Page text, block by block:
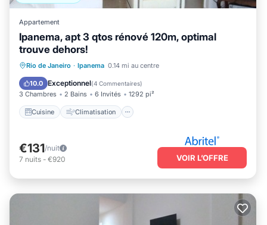
Appartement
Ipanema, apt 3 qtos rénové 120m, optimal
trouve dehors!
Rio de Janeiro · Ipanema 0.14 mi au centre
10.0 Exceptionnel(4 Commentaires)
3 Chambres 2 Bains 6 Invités 1292 pi²
Cuisine Climatisation
Cuisine Climatisation
Adapté aux enfants
€131/nuit
7 nuits - €920 VOIR L’OFFRE